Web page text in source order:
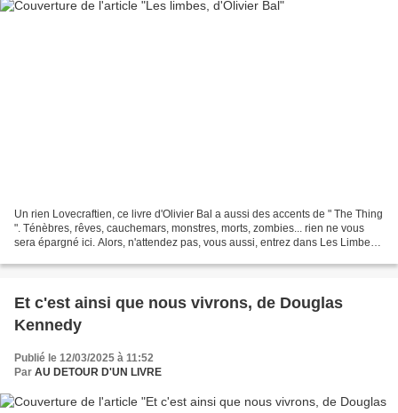
Un rien Lovecraftien, ce livre d'Olivier Bal a aussi des accents de " The Thing
". Ténèbres, rêves, cauchemars, monstres, morts, zombies... rien ne vous
sera épargné ici. Alors, n'attendez pas, vous aussi, entrez dans Les Limbes .
Et c'est ainsi que nous vivrons, de Douglas
Kennedy
Publié le 12/03/2025 à 11:52
Par AU DETOUR D'UN LIVRE